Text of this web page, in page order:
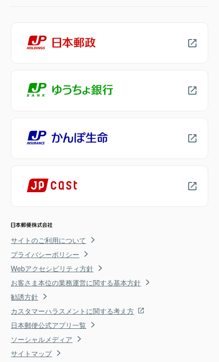
サイトのご利用について
プライバシーポリシー
Webアクセシビリティ方針
お客さま本位の業務運営に関する基本方針
勧誘方針
カスタマーハラスメントに関する考え方
日本郵便公式アプリ一覧
ソーシャルメディア
サイトマップ